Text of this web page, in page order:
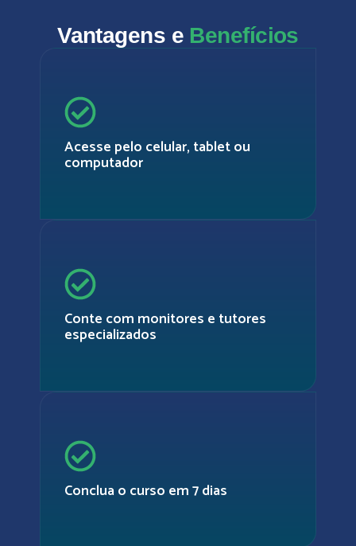
Vantagens e Benefí­cios
Acesse pelo celular, tablet ou
computador
Conte com monitores e tutores
especializados
Conclua o curso em 7 dias